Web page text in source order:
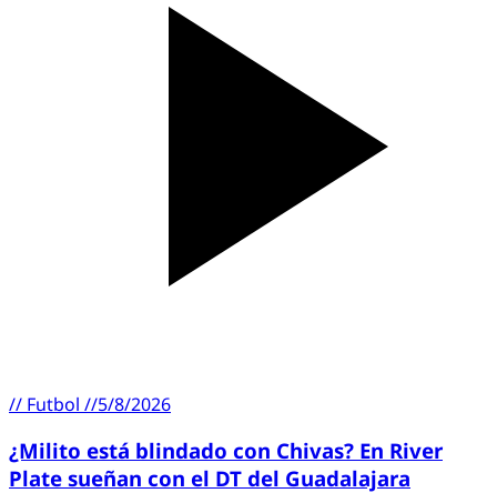
// Futbol //5/8/2026
¿Milito está blindado con Chivas? En River
Plate sueñan con el DT del Guadalajara